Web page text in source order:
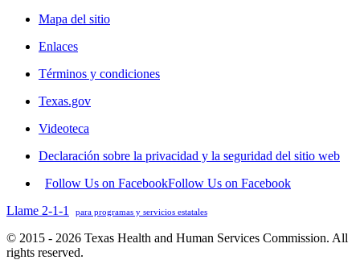
Mapa del sitio
Enlaces
Términos y condiciones
Texas.gov
Videoteca
Declaración sobre la privacidad y la seguridad del sitio web
Follow Us on FacebookFollow Us on Facebook
Llame 2-1-1
para programas y servicios estatales
© 2015 - 2026 Texas Health and Human Services Commission. All
rights reserved.